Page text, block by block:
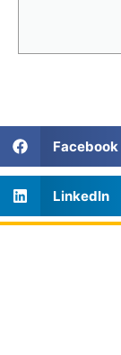
Facebook
LinkedIn